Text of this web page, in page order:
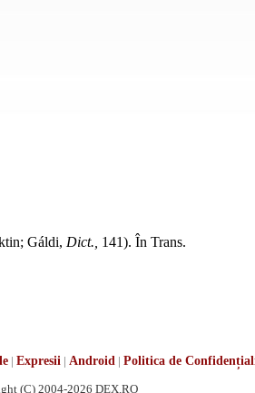
Gáldi, Dict., 141). În Trans.
| Expresii | Android | Politica de
(C) 2004-2026 DEX.RO